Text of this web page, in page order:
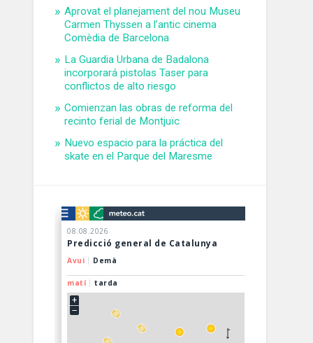
Aprovat el planejament del nou Museu
Carmen Thyssen a l’antic cinema
Comèdia de Barcelona
La Guardia Urbana de Badalona
incorporará pistolas Taser para
conflictos de alto riesgo
Comienzan las obras de reforma del
recinto ferial de Montjuïc
Nuevo espacio para la práctica del
skate en el Parque del Maresme